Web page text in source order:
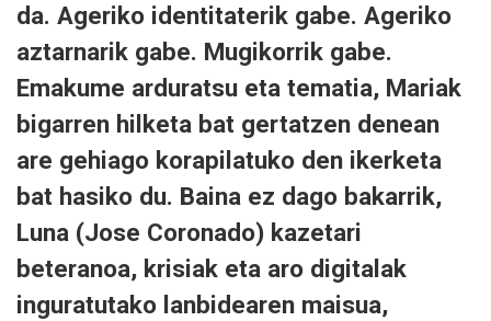
da. Ageriko identitaterik gabe. Ageriko
aztarnarik gabe. Mugikorrik gabe.
Emakume arduratsu eta tematia, Mariak
bigarren hilketa bat gertatzen denean
are gehiago korapilatuko den ikerketa
bat hasiko du. Baina ez dago bakarrik,
Luna (Jose Coronado) kazetari
beteranoa, krisiak eta aro digitalak
inguratutako lanbidearen maisua,